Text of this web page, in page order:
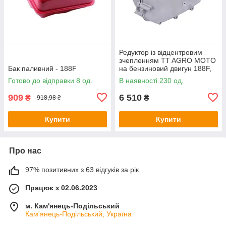
Бак паливний - 188F
Готово до відправки 8 од.
909 ₴ 918,98 ₴
Купити
Редуктор із відцентровим
зчепленням TT AGRO MOTO
на бензиновий двигун 188F,
під шпону 25 мм
В наявності 230 од.
6 510 ₴
Купити
Про нас
97% позитивних з 63 відгуків за рік
Працює з 02.06.2023
м. Кам'янець-Подільський
Кам'янець-Подільський, Україна